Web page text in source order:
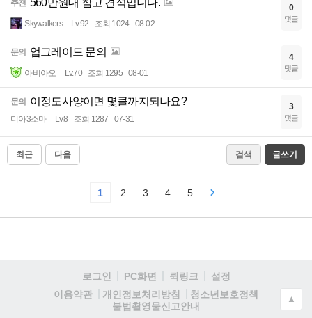
추천 560만원대 참고 견적입니다.
Skywalkers Lv.92 조회 1024 08-02
0
댓글
문의 업그레이드 문의
아비아오 Lv.70 조회 1295 08-01
4
댓글
문의 이정도사양이면 몇클까지되나요?
디아3소마 Lv.8 조회 1287 07-31
3
댓글
최근 다음 검색 글쓰기
1 2 3 4 5
로그인 PC화면 퀵링크
설정
이용약관
개인정보처리방침
청소년보호정책
불법촬영물신고안내
▲